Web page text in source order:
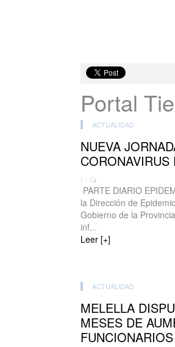
Portal
ACTUALIDAD
NUEVA
| -
PARTE DIARIO
la Dirección de
Gobierno de la
inf...
Leer [+]
ACTUALIDAD
MELELLA
MESES DE